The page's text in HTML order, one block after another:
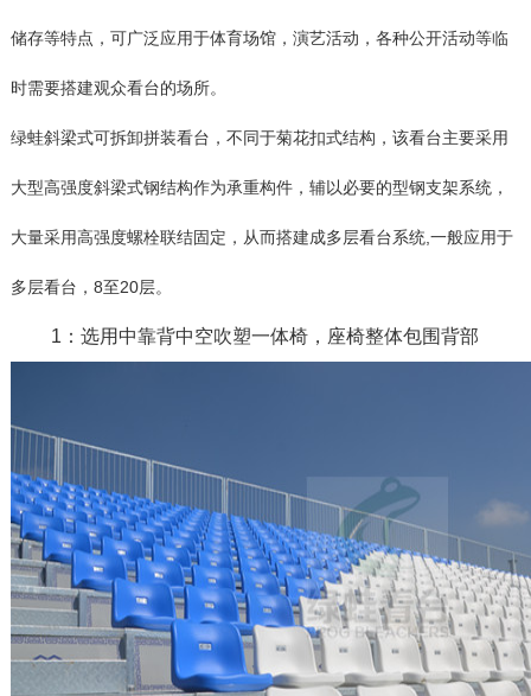
储存等特点，可广泛应用于体育场馆，演艺活动，各种公开活动等临
时需要搭建观众看台的场所。
绿蛙斜梁式可拆卸拼装看台，不同于菊花扣式结构，该看台主要采用
大型高强度斜梁式钢结构作为承重构件，辅以必要的型钢支架系统，
大量采用高强度螺栓联结固定，从而搭建成多层看台系统,一般应用于
多层看台，8至20层。
1：选用中靠背中空吹塑一体椅，座椅整体包围背部